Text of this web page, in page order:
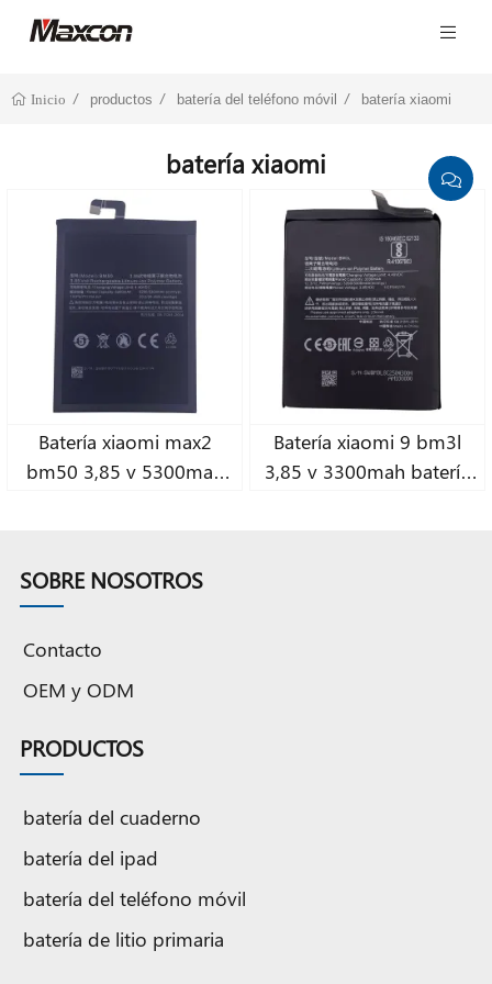
Inicio productos batería del teléfono móvil batería xiaomi
batería xiaomi
Batería xiaomi max2
bm50 3,85 v 5300mah
Batería xiaomi 9 bm3l
3,85 v 3300mah batería
SOBRE NOSOTROS
Contacto
OEM y ODM
PRODUCTOS
batería del cuaderno
batería del ipad
batería del teléfono móvil
batería de litio primaria